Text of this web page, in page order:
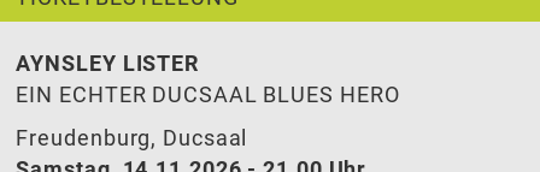
AYNSLEY LISTER
EIN ECHTER DUCSAAL BLUES HERO
Freudenburg, Ducsaal